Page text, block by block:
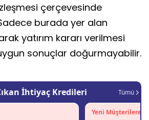
çerçevesinde
burada yer alan
yatırım kararı verilmesi
sonuçlar doğurmayabilir.